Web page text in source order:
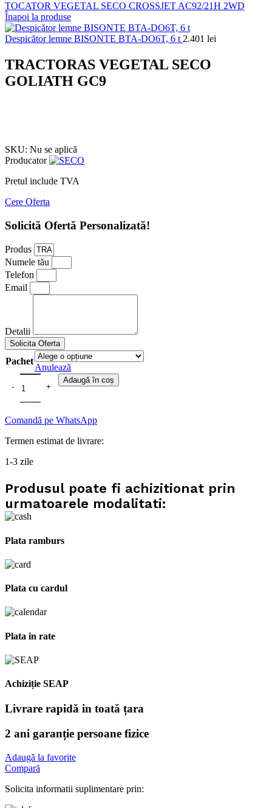
TOCATOR VEGETAL SECO CROSSJET AC92/21H 2WD
Înapoi la produse
Despicător lemne BISONTE BTA-DO6T, 6 t 2.401 lei
TRACTORAS VEGETAL SECO
GOLIATH GC9
SKU: Nu se aplică
Producator
Pretul include TVA
Cere Oferta
Solicită Ofertă Personalizată!
Produs
Numele tău
Telefon
Email
Detalii
Solicita Oferta
Pachet
Anulează
Adaugă în coș
Comandă pe WhatsApp
Termen estimat de livrare:
1-3 zile
Produsul poate fi achizitionat prin
urmatoarele modalitati:
Plata ramburs
Plata cu cardul
Plata in rate
Achiziție SEAP
Livrare rapidă in toată țara
2 ani garanție persoane fizice
Adaugă la favorite
Compară
Solicita informatii suplimentare prin: